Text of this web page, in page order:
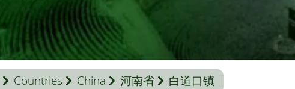
Countries China 河南省 白道口镇